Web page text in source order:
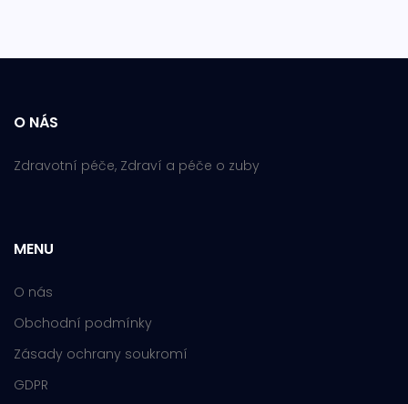
O NÁS
Zdravotní péče, Zdraví a péče o zuby
MENU
O nás
Obchodní podmínky
Zásady ochrany soukromí
GDPR